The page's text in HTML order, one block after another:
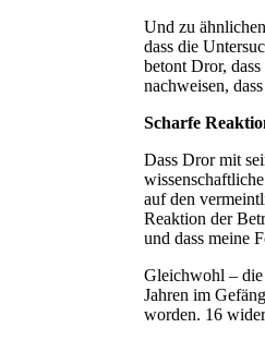
Und zu
dass die
betont Dror,
nachweisen,
Scharfe
Dass Dror mit
auf den
Reaktion der
und dass meine
Gleichwohl – die
Jahren im
worden. 16